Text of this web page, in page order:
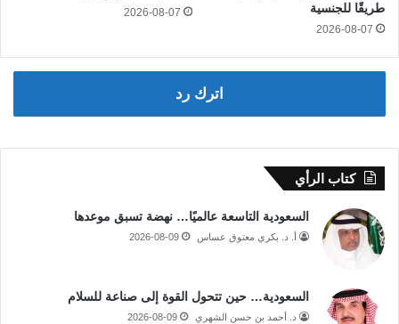
طريقًا للجنسية
2026-08-07
2026-08-07
اترك رد
كتاب الرأي
السعودية التاسعة عالميًا… نهضة تسبق موعدها
أ. د. بكري معتوق عساس 2026-08-09
السعودية… حين تتحول القوة إلى صناعة للسلام
د. أحمد بن حسن الشهري 2026-08-09